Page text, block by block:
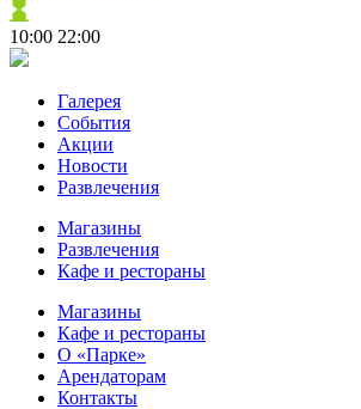
10:00 22:00
Галерея
События
Акции
Новости
Развлечения
Магазины
Развлечения
Кафе и рестораны
Магазины
Кафе и рестораны
О «Парке»
Арендаторам
Контакты